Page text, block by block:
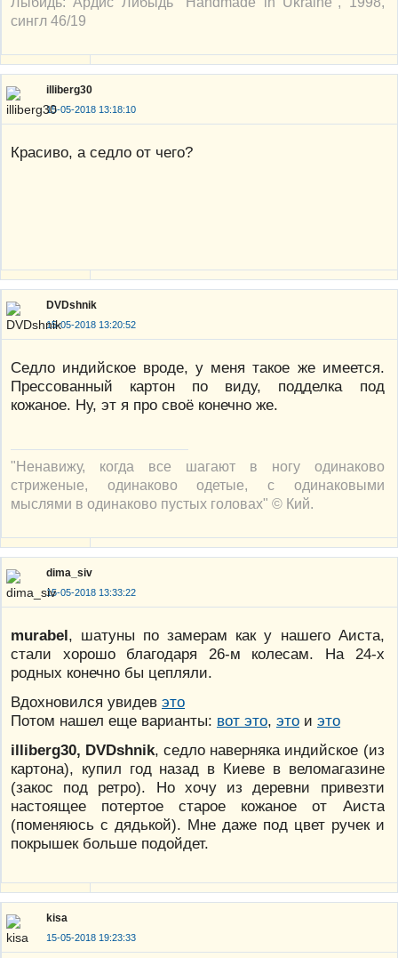
сингл 46/19
illiberg30
15-05-2018 13:18:10
Красиво, а седло от чего?
DVDshnik
15-05-2018 13:20:52
Седло индийское вроде, у меня такое же имеется.
Прессованный картон по виду, подделка под
кожаное. Ну, эт я про своё конечно же.
"Ненавижу, когда все шагают в ногу одинаково
стриженые, одинаково одетые, с одинаковыми
мыслями в одинаково пустых головах" © Кий.
dima_siv
15-05-2018 13:33:22
murabel, шатуны по замерам как у нашего Аиста,
стали хорошо благодаря 26-м колесам. На 24-х
родных конечно бы цепляли.
Вдохновился увидев это
Потом нашел еще варианты: вот это, это и это
illiberg30, DVDshnik, cедло наверняка индийское (из
картона), купил год назад в Киеве в веломагазине
(закос под ретро). Но хочу из деревни привезти
настоящее потертое старое кожаное от Аиста
(поменяюсь с дядькой). Мне даже под цвет ручек и
покрышек больше подойдет.
kisa
15-05-2018 19:23:33